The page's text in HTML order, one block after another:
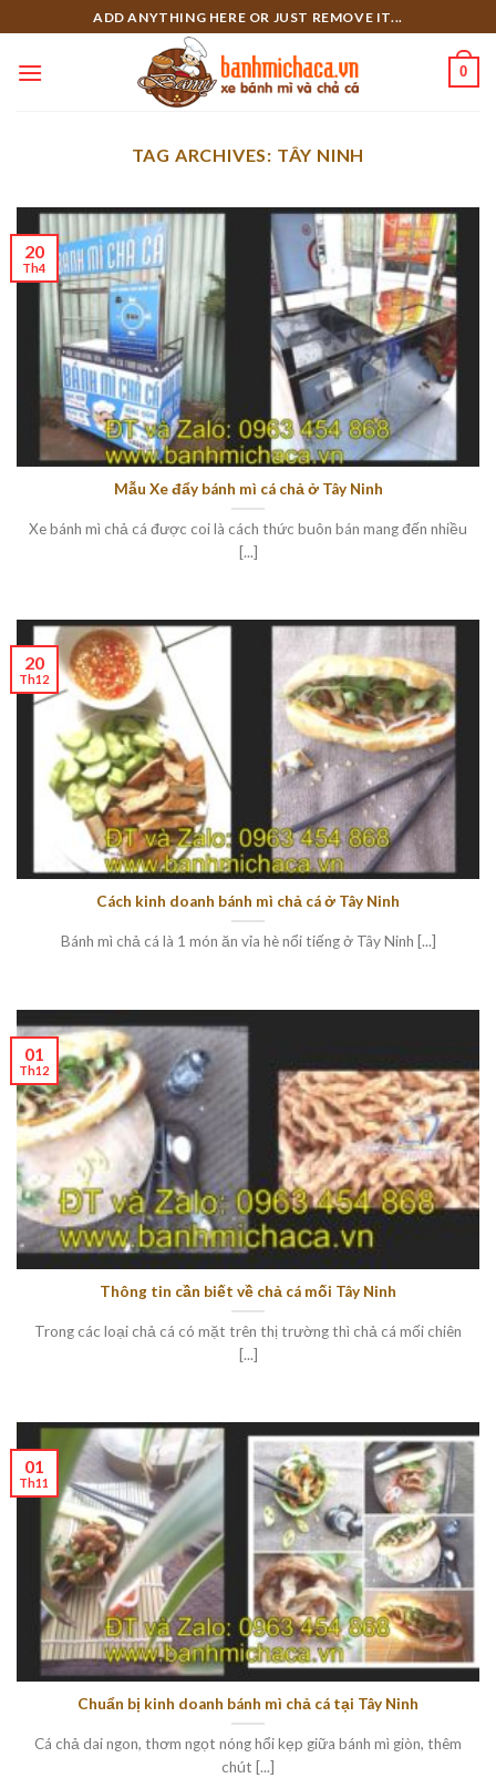
to
content
ADD ANYTHING HERE OR JUST REMOVE IT...
0
TAG ARCHIVES: TÂY NINH
Mẫu Xe đẩy bánh mì cá chả ở Tây Ninh
Xe bánh mì chả cá được coi là cách thức buôn bán mang đến nhiều
[...]
20
Th4
Cách kinh doanh bánh mì chả cá ở Tây Ninh
Bánh mì chả cá là 1 món ăn vỉa hè nổi tiếng ở Tây Ninh [...]
20
Th12
Thông tin cần biết về chả cá mối Tây Ninh
Trong các loại chả cá có mặt trên thị trường thì chả cá mối chiên
[...]
01
Th12
Chuẩn bị kinh doanh bánh mì chả cá tại Tây Ninh
Cá chả dai ngon, thơm ngọt nóng hổi kẹp giữa bánh mì giòn, thêm
chút [...]
01
Th11